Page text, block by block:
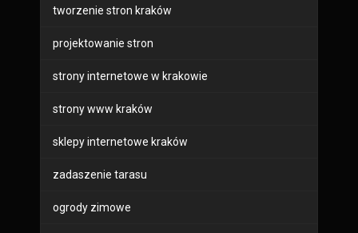
tworzenie stron kraków
projektowanie stron
strony internetowe w krakowie
strony www kraków
sklepy internetowe kraków
zadaszenie tarasu
ogrody zimowe